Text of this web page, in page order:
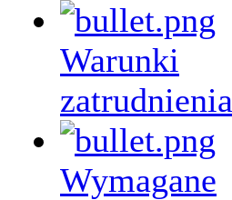
Warunki
zatrudnienia
Wymagane